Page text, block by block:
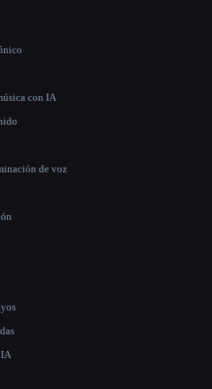
con IA
de voz